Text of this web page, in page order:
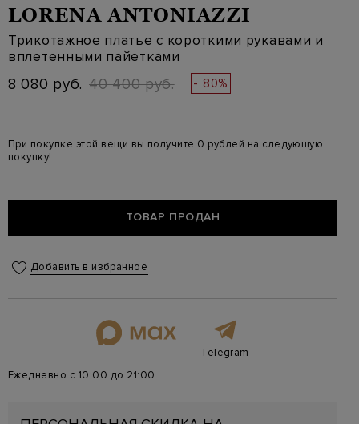
LORENA ANTONIAZZI
Трикотажное платье с короткими рукавами и
вплетенными пайетками
8 080 руб. 40 400 руб. - 80%
При покупке этой вещи вы получите 0 рублей на следующую
покупку!
ТОВАР ПРОДАН
Добавить в избранное
Telegram
Ежедневно с 10:00 до 21:00